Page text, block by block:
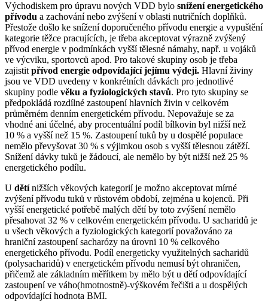
Východiskem pro úpravu nových VDD bylo snížení energetického
přívodu a zachování nebo zvýšení v oblasti nutričních doplňků.
Přestože došlo ke snížení doporučeného přívodu energie a vypuštění
kategorie těžce pracujících, je třeba akceptovat výrazně zvýšený
přívod energie v podmínkách vyšší tělesné námahy, např. u vojáků
ve výcviku, sportovců apod. Pro takové skupiny osob je třeba
zajistitpřívod energie odpovídající jejímu výdeji. Hlavní živiny
jsou ve VDD uvedeny v konkrétních dávkách pro jednotlivé
skupiny podle věku a fyziologických stavů. Pro tyto skupiny se
předpokládá rozdílné zastoupení hlavních živin v celkovém
průměrném denním energetickém přívodu. Nepovažuje se za
vhodné ani účelné, aby procentuální podíl bílkovin byl nižší než
10 % a vyšší než 15 %. Zastoupení tuků by u dospělé populace
nemělo převyšovat 30 % s výjimkou osob s vyšší tělesnou zátěží.
Snížení dávky tuků je žádoucí, ale nemělo by být nižší než 25 %
energetického podílu.
U dětínižších věkových kategorií je možno akceptovat mírné
zvýšení přívodu tuků v růstovém období, zejména u kojenců. Při
vyšší energetické potřebě malých dětí by toto zvýšení nemělo
přesahovat 32 % v celkovém energetickém přívodu. U sacharidů je
u všech věkových a fyziologických kategorií považováno za
hraniční zastoupení sacharózy na úrovni 10 % celkového
energetického přívodu. Podíl energeticky využitelných sacharidů
(polysacharidů) v energetickém přívodu nemusí být ohraničen,
přičemž ale základním měřítkem by mělo být u dětí odpovídající
zastoupení ve váho(hmotnostně)-výškovém řečišti a u dospělých
odpovídající hodnota BMI.